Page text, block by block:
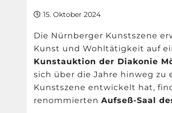
15. Oktober 2024
Die Nürnberger Kunstszene
Kunst und Wohltätigkeit auf
Kunstauktion der Diakonie
sich über die Jahre hinweg
Kunstszene entwickelt hat,
renommiertenAufseß-Saal